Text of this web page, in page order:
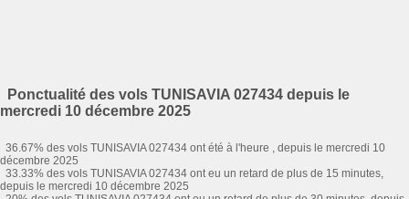
Ponctualité des vols TUNISAVIA 027434 depuis le
mercredi 10 décembre 2025
36.67% des vols TUNISAVIA 027434 ont été à l'heure , depuis le mercredi 10
décembre 2025
33.33% des vols TUNISAVIA 027434 ont eu un retard de plus de 15 minutes,
depuis le mercredi 10 décembre 2025